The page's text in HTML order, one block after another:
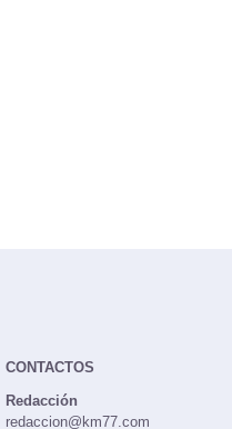
CONTACTOS
Redacción
redaccion@km77.com